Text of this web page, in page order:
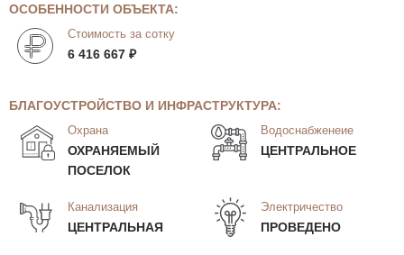
ОСОБЕННОСТИ ОБЪЕКТА:
Стоимость за сотку
6 416 667 ₽
БЛАГОУСТРОЙСТВО И ИНФРАСТРУКТУРА:
Охрана
ОХРАНЯЕМЫЙ
ПОСЕЛОК
Водоснабженеие
ЦЕНТРАЛЬНОЕ
Канализация
ЦЕНТРАЛЬНАЯ
Электричество
ПРОВЕДЕНО